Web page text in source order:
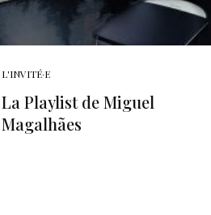
L'INVITÉ·E
La Playlist de Miguel
Magalhães